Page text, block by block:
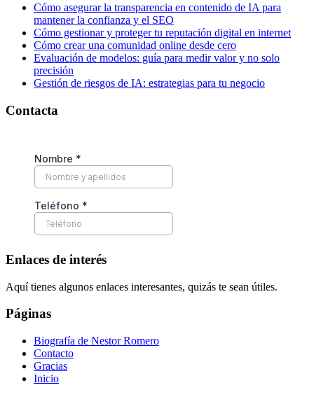
Cómo asegurar la transparencia en contenido de IA para
mantener la confianza y el SEO
Cómo gestionar y proteger tu reputación digital en internet
Cómo crear una comunidad online desde cero
Evaluación de modelos: guía para medir valor y no solo
precisión
Gestión de riesgos de IA: estrategias para tu negocio
Contacta
Enlaces de interés
Aquí tienes algunos enlaces interesantes, quizás te sean útiles.
Páginas
Biografía de Nestor Romero
Contacto
Gracias
Inicio